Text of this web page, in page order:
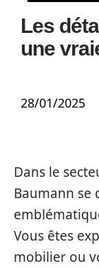
Les
une
28/01/2025
Dans le
Baumann se
Vous êtes
mobilier ou